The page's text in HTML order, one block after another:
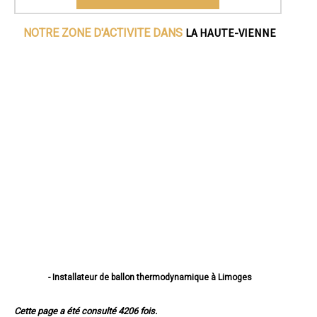
NOTRE ZONE D'ACTIVITE DANS LA HAUTE-VIENNE
- Installateur de ballon thermodynamique à Limoges
Cette page a été consulté 4206 fois.